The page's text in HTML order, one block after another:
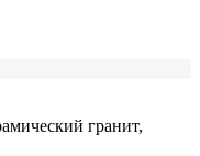
гранит,